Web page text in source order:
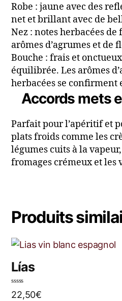
Robe : jaune avec des
net et brillant avec de
Nez : notes herbacées de
arômes d’agrumes et de
Bouche : frais et
équilibrée. Les arômes
herbacées se confirment
Accords mets
Parfait pour l’apéritif et
plats froids comme les
légumes cuits à la
fromages crémeux et les
Produits
Lías
N
o
22,50€